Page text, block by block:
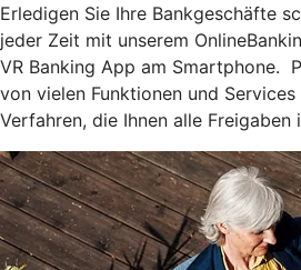
Erledigen Sie Ihre Bankgeschäfte
jeder Zeit mit unserem
VR Banking App am Smartphone.
von vielen Funktionen und
Verfahren, die Ihnen alle Freigaben